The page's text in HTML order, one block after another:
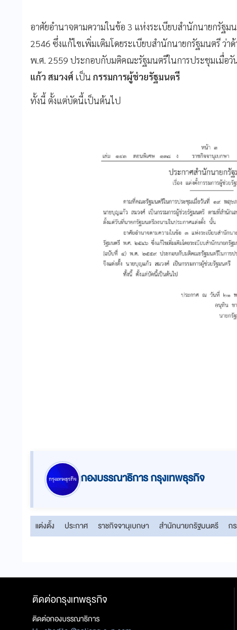
อาศัยอำนาจตามความในข้อ 3 แห่งระเบียบสำนักนายกรัฐม
2546 ซึ่งแก้ไขเพิ่มเติมโดยระเบียบสำนักนายกรัฐมนตรี ว่
พ.ศ. 2559 ประกอบกับมติคณะรัฐมนตรีในการประชุมเมื่อ
แก้ว สมวงศ์ เป็น กรรมการผู้ช่วยรัฐมนตรี
ทั้งนี้ ตั้งแต่บัดนี้เป็นต้นไป
กองบรรณาธิการ กรุงเทพธุรกิจ
แต่งตั้ง ประกาศ ราชกิจจานุเบกษา สำนักนายกรัฐมนตรี ก
ติดต่อกรุงเทพธุรกิจ
ติดต่อกองบรรณาธิการ